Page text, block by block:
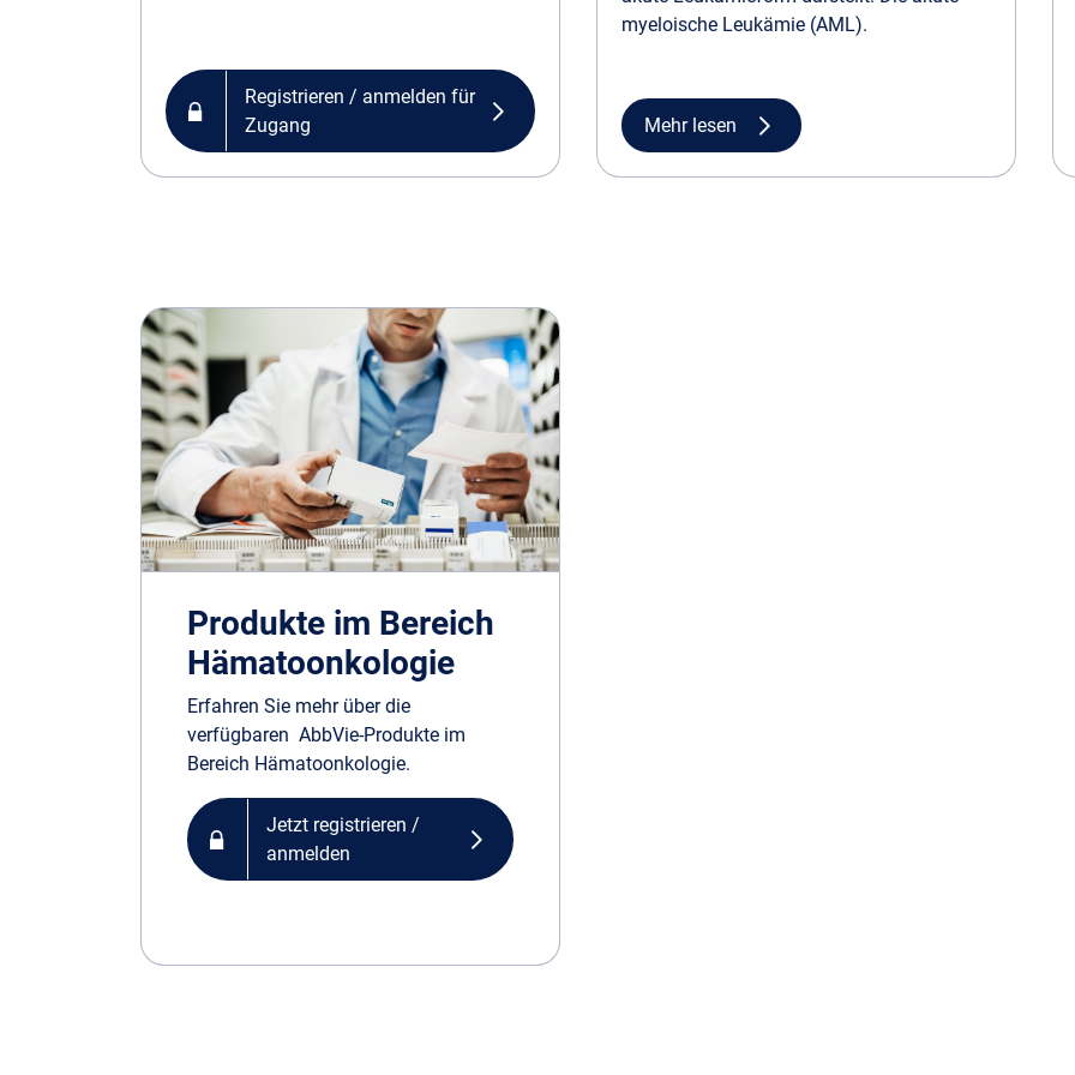
Registrieren / anmelden für
Zugang
myeloische Leukämie (AML).
Mehr lesen
Produkte im Bereich
Hämatoonkologie
Erfahren Sie mehr über die
verfügbaren AbbVie-Produkte im
Bereich Hämatoonkologie.
Jetzt registrieren /
anmelden